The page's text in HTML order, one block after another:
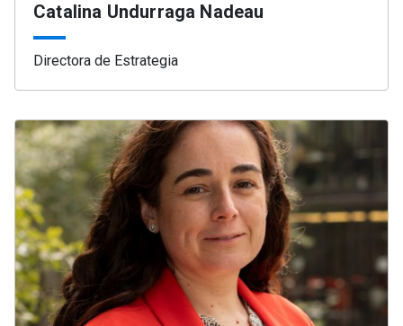
Catalina Undurraga Nadeau
Directora de Estrategia